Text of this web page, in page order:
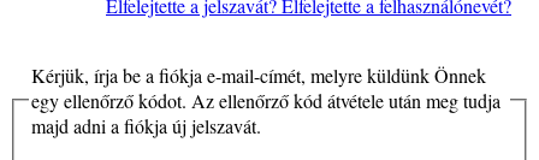
Kérjük, írja be a fiókja e-mail-címét, melyre küldünk Önnek
egy ellenőrző kódot. Az ellenőrző kód átvétele után meg tudja
majd adni a fiókja új jelszavát.